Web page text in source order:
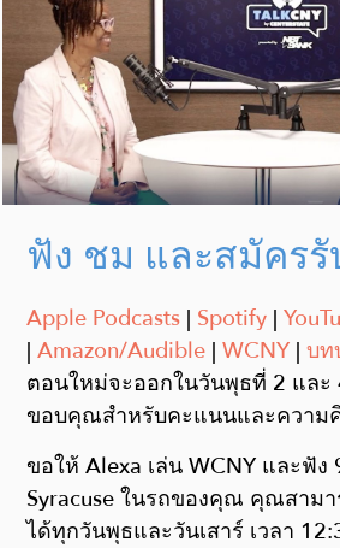
ฟัง ชม และสมัคร
Apple Podcasts | Spotify |
|Amazon/Audible |WCNY |บท
ตอนใหม่จะออกในวันพุธที่ 2 และ
ขอบคุณสำหรับคะแนนและความ
ขอให้ Alexa เล่น WCNY และฟัง
Syracuse ในรถของคุณ คุณสามา
ได้ทุกวันพุธและวันเสาร์ เวลา